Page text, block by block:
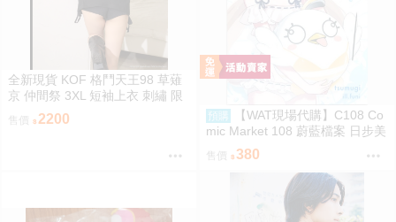
全新現貨 KOF 格鬥天王98 草薙
京 仲間祭 3XL 短袖上衣 刺繡 限
定聯名2200 預購
【WAT現場代購】C108 Co
mic Market 108 蔚藍檔案 日步美
ペロロ様が東大数学2026を解説
する本
380